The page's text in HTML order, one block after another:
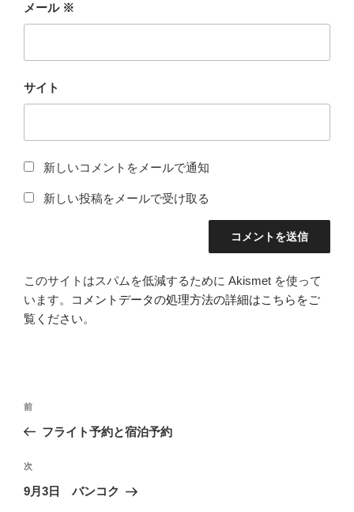
メール ※
サイト
新しいコメントをメールで通知
新しい投稿をメールで受け取る
このサイトはスパムを低減するために Akismet を使って
います。
コメントデータの処理方法の詳細はこちらをご
覧ください。
投
ナ
ビ
ゲ
前
の
稿
前
フライト予約と宿泊予約
次
の
次
9月3日 バンコク